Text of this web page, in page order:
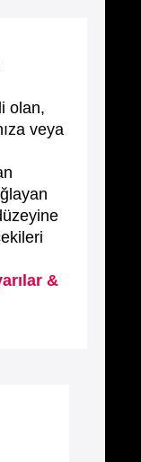
olan,
veya
&